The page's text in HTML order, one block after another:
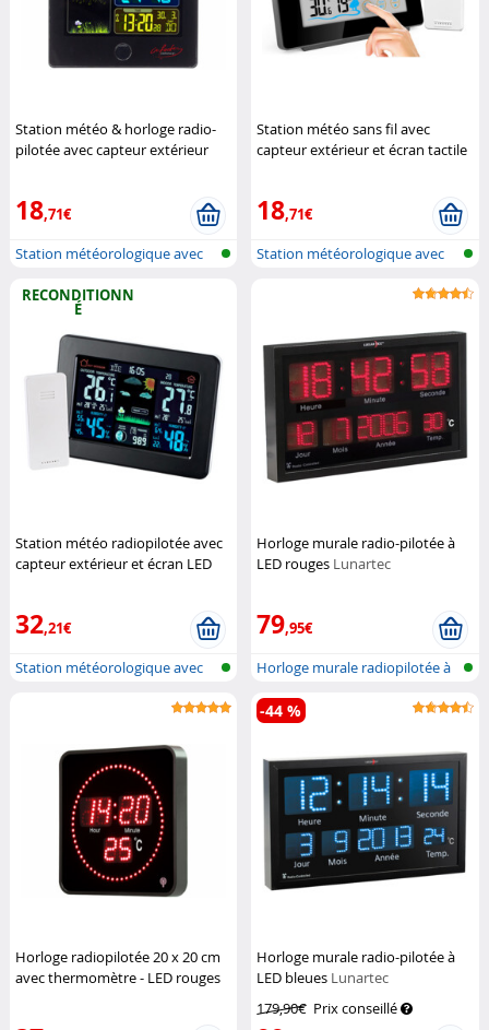
Station météo & horloge radio-
pilotée avec capteur extérieur
18,71€
Station météorologique avec
Station météo sans fil avec
capteur extérieur et écran tactile
18,71€
Station météorologique avec
RECONDITIONN
É
Station météo radiopilotée avec
capteur extérieur et écran LED
32,21€
Station météorologique avec
Horloge murale radio-pilotée à
LED rouges Lunartec
79,95€
Horloge murale radiopilotée à
LED a...
Horloge radiopilotée 20 x 20 cm
avec thermomètre - LED rouges
Horloge murale radio-pilotée à
LED bleues Lunartec
179,90€ Prix conseillé
-44 %